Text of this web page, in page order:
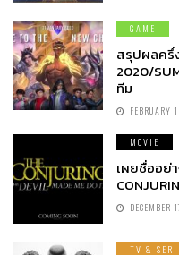
GAME
สรุปผลครึ่ง
2020/
ทีม
FEBRUARY
MOVIE
เผยชื่ออย่
DECEMBER
TV &